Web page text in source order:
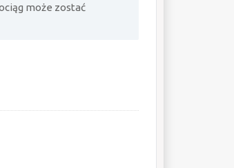
może zostać